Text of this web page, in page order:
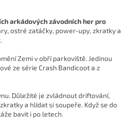
arkádových závodních her pro
ostré zatáčky, power-upy, zkratky a
Zemi v obří parkoviště. Jedinou
ze série Crash Bandicoot a z
Důležité je zvládnout driftování,
a hlídat si soupeře. Když se do
bavit i po letech.